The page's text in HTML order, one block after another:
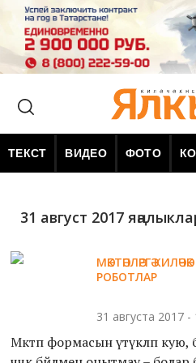
ТЕКСТ ВИДЕО ФОТО
31 август 2017
МӘКТӘПЛӘРГӘ
РОБОТЛАР
31 августа 2017 -
Мәктәп формасын үтүкләп кую,